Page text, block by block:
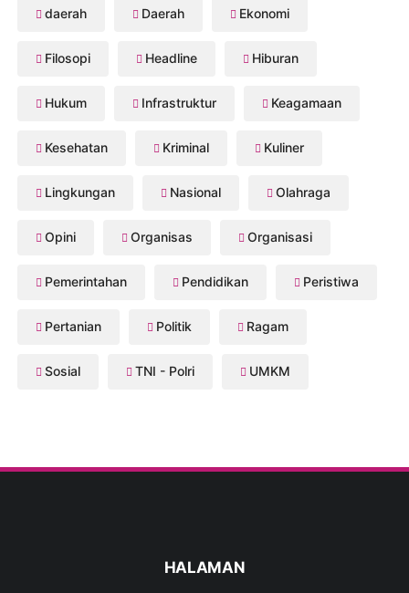
daerah Daerah Ekonomi
Filosopi Headline Hiburan
Hukum Infrastruktur Keagamaan
Kesehatan Kriminal Kuliner
Lingkungan Nasional Olahraga
Opini Organisas Organisasi
Pemerintahan Pendidikan Peristiwa
Pertanian Politik Ragam
Sosial TNI - Polri UMKM
HALAMAN